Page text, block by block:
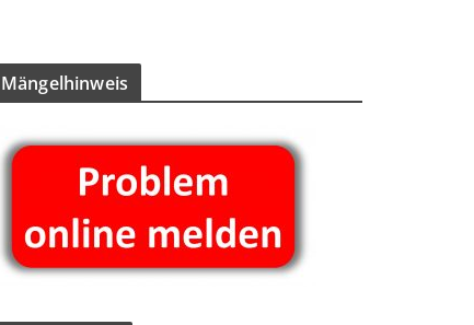
Män­gel­hin­weis